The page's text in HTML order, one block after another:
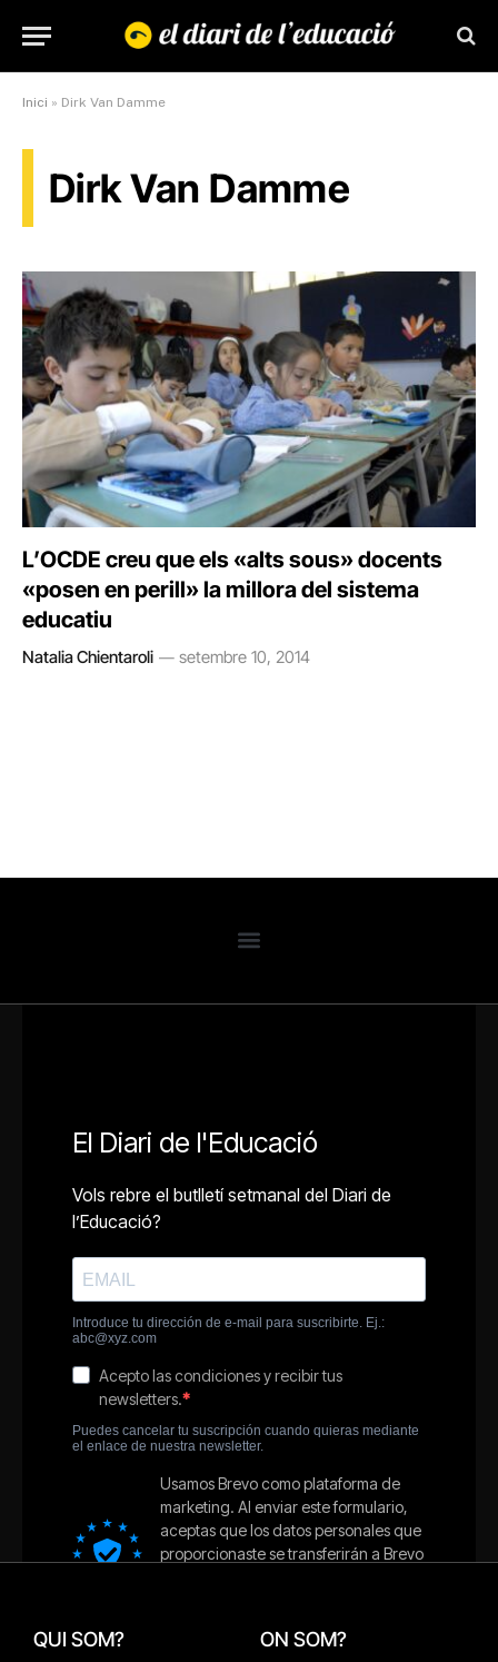
Inici » Dirk Van Damme
Dirk Van Damme
L’OCDE creu que els «alts sous» docents
«posen en perill» la millora del sistema
educatiu
Natalia Chientaroli setembre 10, 2014
QUI SOM? ON SOM?